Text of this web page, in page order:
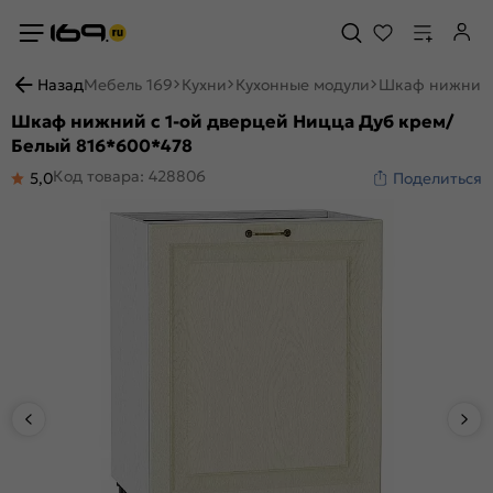
НазадМебель 169 Кухни Кухонные модули Шкаф нижний
Шкаф нижний с 1-ой дверцей Ницца Дуб крем/
Белый 816*600*478
5,0Код товара: 428806 Поделиться